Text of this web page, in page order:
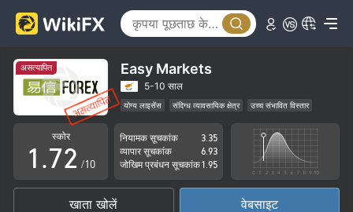
असत्यापित Easy Markets
5-10 साल
योग्य लाइसेंस संदिग्ध व्यावसायिक क्षेत्र उच्च संभावित विस्तार
स्कोर
0
1
2
.
3
4
5
6
7
8
0
1
2
3
/10
नियामक सूचकांक
3.35
व्यापार सूचकांक
6.93
जोखिम प्रबंधन सूचकांक1.95
खाता खोलें वेबसाइट